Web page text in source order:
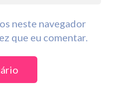
neste navegador
que eu comentar.